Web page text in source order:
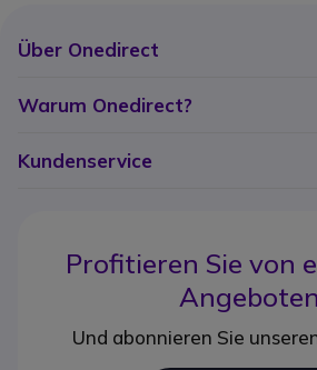
Über Onedirect
Warum Onedirect?
Kundenservice
Profitieren Sie von
Angeboten
Und abonnieren Sie